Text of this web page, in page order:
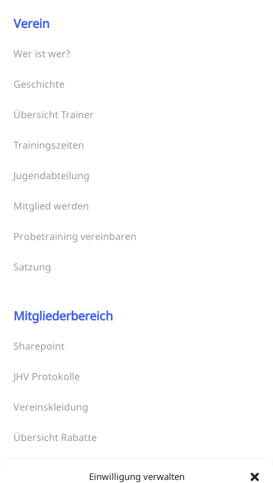
Einwilligung verwalten
Verein
Wer ist wer?
Geschichte
Übersicht Trainer
Trainingszeiten
Jugendabteilung
Mitglied werden
Probetraining vereinbaren
Satzung
Mitgliederbereich
Sharepoint
JHV Protokolle
Vereinskleidung
Übersicht Rabatte